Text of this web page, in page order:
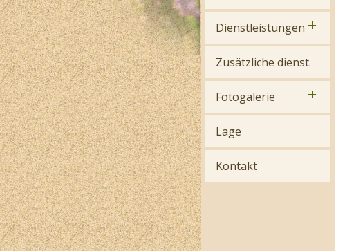
Dienstleistungen
Zusätzliche dienst.
Fotogalerie
Lage
Kontakt